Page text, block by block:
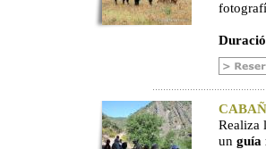
Realiza
un guía